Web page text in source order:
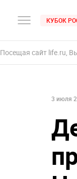
КУБОК
Посещая сайт life.ru,
3 июля